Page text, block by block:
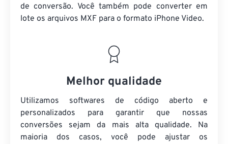
de conversão. Você também pode converter em
lote os arquivos MXF para o formato iPhone Video.
Melhor qualidade
Utilizamos softwares de código aberto e
personalizados para garantir que nossas
conversões sejam da mais alta qualidade. Na
maioria dos casos, você pode ajustar os